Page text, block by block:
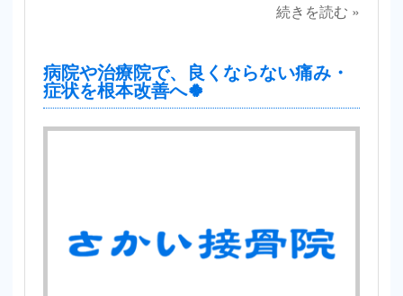
続きを読む »
病院や治療院で、良くならない痛み・
症状を根本改善へ🍀